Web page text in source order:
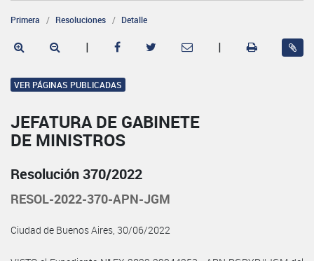
Primera Resoluciones Detalle
| |
VER PÁGINAS PUBLICADAS
JEFATURA DE GABINETE
DE MINISTROS
Resolución 370/2022
RESOL-2022-370-APN-JGM
Ciudad de Buenos Aires, 30/06/2022